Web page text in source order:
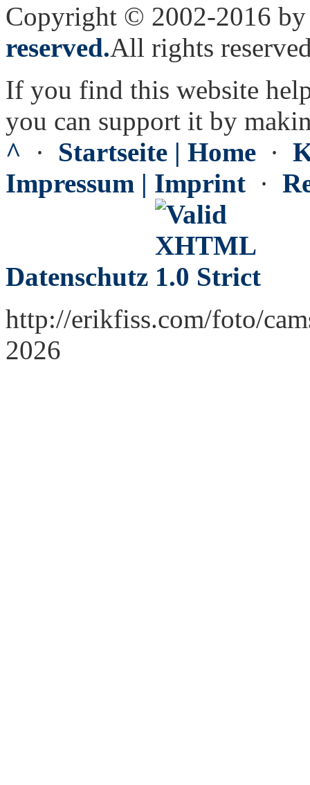
Copyright © 2002-2016
reserved.All rights
If you find this website
you can support it by
^ · Startseite | Home ·
Impressum | Imprint ·
Datenschutz
http://erikfiss.com/foto/
2026